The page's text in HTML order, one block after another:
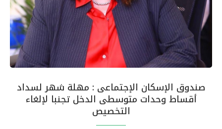
صندوق الإسكان الإجتماعى : مهلة شهر لسداد
أقساط وحدات متوسطى الدخل تجنبا لإلغاء
التخصيص